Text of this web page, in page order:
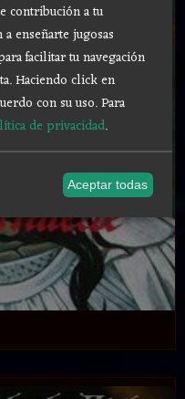
contribución a tu
enseñarte jugosas
facilitar tu navegación
Haciendo click en
con su uso.Para
de privacidad.
Aceptar todas